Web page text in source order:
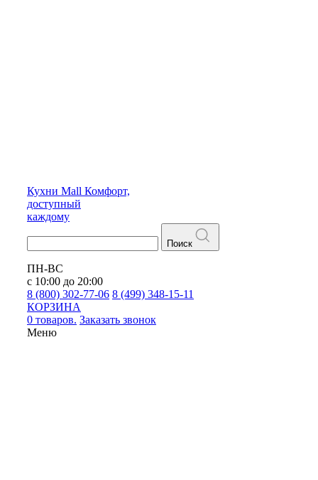
Кухни Mall Комфорт,
доступный
каждому
Поиск
ПН-ВС
с 10:00 до 20:00
8 (800) 302-77-06 8 (499) 348-15-11
КОРЗИНА
0 товаров. Заказать звонок
Меню